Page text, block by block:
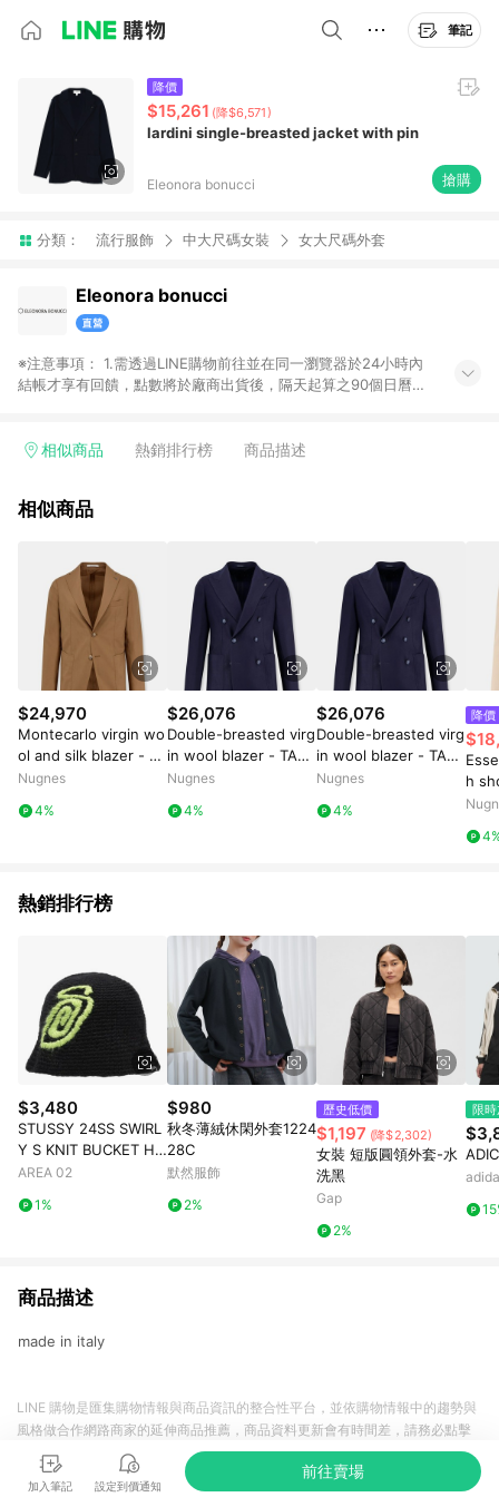
筆記
降價
$15,261 (降$6,571)
lardini single-breasted jacket with pin
Eleonora bonucci 搶購
分類： 流行服飾 中大尺碼女裝 女大尺碼外套
Eleonora bonucci
※注意事項： 1.需透過LINE購物前往並在同一瀏覽器於24小時內
結帳才享有回饋，點數將於廠商出貨後，隔天起算之90個日曆天
差異。 4.若於商家App下單，不符合LINE購物導購資格。
相似商品 熱銷排行榜 商品描述
相似商品
$24,970
Montecarlo virgin wo
ol and silk blazer - TA
GLIATORE - gender_
Nugnes
4%
$26,076
Double-breasted virg
in wool blazer - TAGL
IATORE - gender_Ma
Nugnes
4%
$26,076
Double-breasted virg
in wool blazer - TAGL
IATORE - gender_Ma
Nugnes
4%
降價
h
熱銷排行榜
$3,480
STUSSY 24SS SWIRL
Y S KNIT BUCKET HA
T BLACK
AREA 02
1%
$980
秋冬薄絨休閑外套1224
28C
默然服飾
2%
歷史低價
$1,197 (降$2,302)
女裝 短版圓領外套-水
洗黑
Gap
2%
限
商品描述
made in italy
加入筆記 設定到價通知
前往賣場
LINE 購物是匯集購物情報與商品資訊的整合性平台，並依購物情報中的趨勢與
風格做合作網路商家的延伸商品推薦，商品資料更新會有時間差，請務必點擊
商品至各合作網路商家，確認現售價與購物條件，一切資訊以合作廠商網頁為
準。